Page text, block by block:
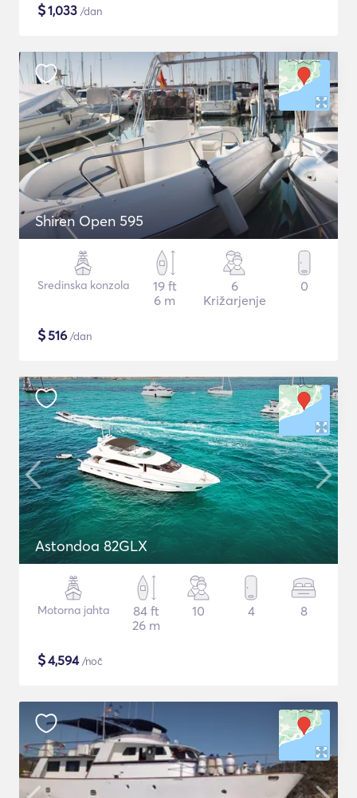
$1,033 /dan
Shiren Open 595
Sredinska konzola
19 ft
6 m
6
Križarjenje
0
$516 /dan
Astondoa 82GLX
Motorna jahta
84 ft
26 m
10 4 8
$4,594/noč